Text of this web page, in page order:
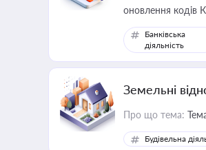
оновлення кодів
Банківська
діяльність
Земельні
Про що тема:
Будівельна